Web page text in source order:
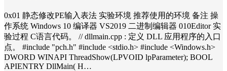
0x01 静态修改PE输入表法 实验环境 推荐使用的环境 备注 操
作系统 Windows 10 编译器 VS2019 二进制编辑器 010Editor 实
验过程 C语言代码。 // dllmain.cpp : 定义 DLL 应用程序的入口
点。 #include "pch.h" #include <stdio.h> #include <Windows.h>
DWORD WINAPI ThreadShow(LPVOID lpParameter); BOOL
APIENTRY DllMain( H…